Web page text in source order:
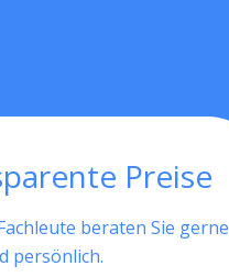
Preise
beraten Sie gerne
persönlich.